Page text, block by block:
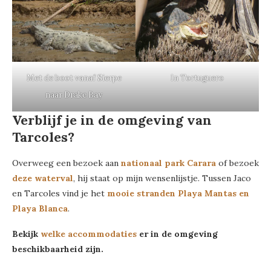
Met de boot vanaf Sierpe
naar Drake Bay
In Tortuguero
Verblijf je in de omgeving van
Tarcoles?
Overweeg een bezoek aan nationaal park Carara of bezoek
deze waterval, hij staat op mijn wensenlijstje. Tussen Jaco
en Tarcoles vind je het mooie stranden Playa Mantas en
Playa Blanca.
Bekijk welke accommodaties er in de omgeving
beschikbaarheid zijn.